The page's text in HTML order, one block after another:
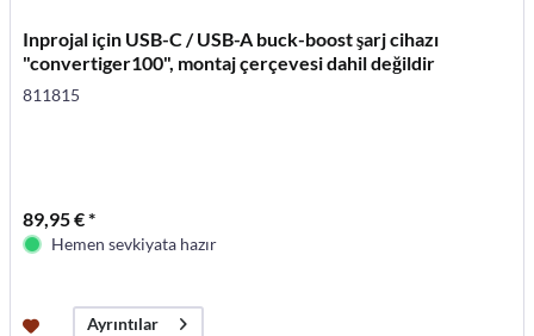
Inprojal için USB-C / USB-A buck-boost şarj cihazı
"convertiger100", montaj çerçevesi dahil değildir
811815
89,95 € *
Hemen sevkiyata hazır
Ayrıntılar